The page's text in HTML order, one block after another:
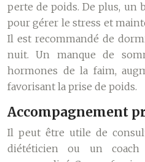
perte de poids. De plus, un
pour gérer le stress et
Il est recommandé de
nuit. Un manque de
hormones de la faim,
favorisant la prise de poids.
Accompagnement
Il peut être utile de
diététicien ou un